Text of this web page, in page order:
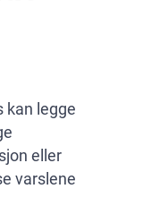
kan legge
eller
varslene